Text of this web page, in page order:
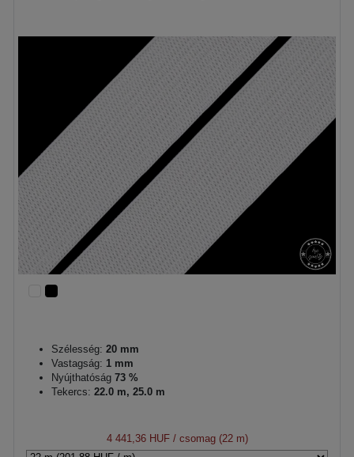
Szélesség: 20 mm
Vastagság: 1 mm
Nyújthatóság 73 %
Tekercs: 22.0 m, 25.0 m
4 441,36 HUF/ csomag (22 m)